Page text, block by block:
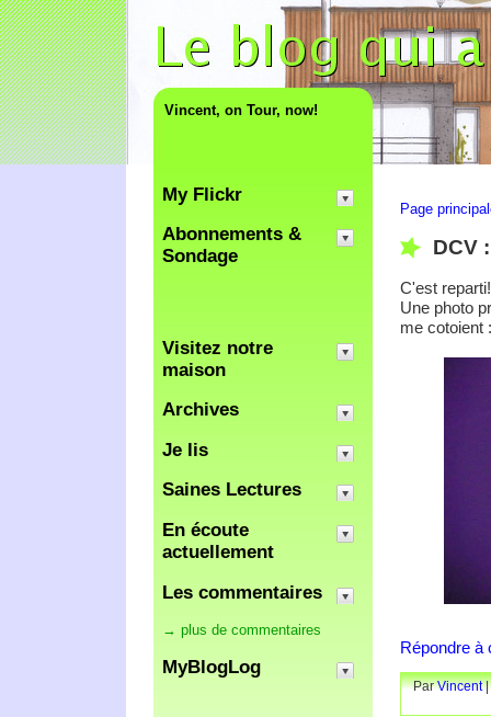
Vincent, on Tour, now!
Page
DCV
C'est reparti!
Une photo
me cotoient
Répondre à
ParVincent|
My Flickr
Abonnements &
Sondage
Visitez notre
maison
Archives
Je lis
Saines Lectures
En écoute
actuellement
Les commentaires
→ plus de commentaires
MyBlogLog